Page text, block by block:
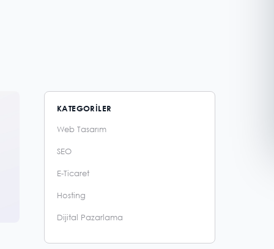
KATEGORILER
Web Tasarım
SEO
E-Ticaret
Hosting
Dijital Pazarlama